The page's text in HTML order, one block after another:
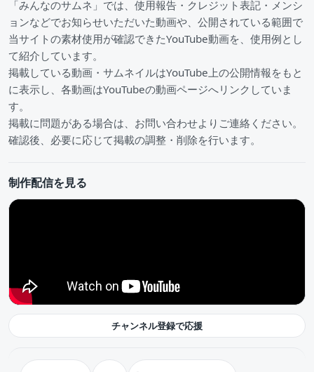
「みんなのサムネ」では、使用報告・クレジット表記・メンシ
ョンなどでお知らせいただいた動画や、公開されている範囲で
当サイトの素材使用が確認できたYouTube動画を、使用例とし
て紹介しています。
掲載している動画・サムネイルはYouTube上の公開情報をもと
に表示し、各動画はYouTubeの動画ページへリンクしていま
す。
掲載に問題がある場合は、お問い合わせよりご連絡ください。
確認後、必要に応じて掲載の調整・削除を行います。
制作配信を見る
チャンネル登録で応援